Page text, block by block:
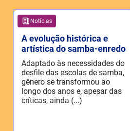
Notícias
A evolução histórica e
artística do samba-enredo
Adaptado às necessidades do
desfile das escolas de samba,
gênero se transformou ao
longo dos anos e, apesar das
críticas, ainda (...)